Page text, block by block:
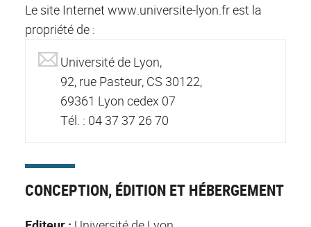
Le site Internet www.universite-lyon.fr est la
propriété de :
Université de Lyon,
92, rue Pasteur, CS 30122,
69361 Lyon cedex 07
Tél. : 04 37 37 26 70
CONCEPTION, ÉDITION ET HÉBERGEMENT